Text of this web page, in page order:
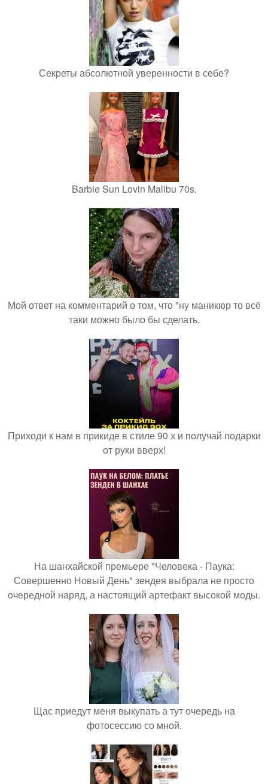
Секреты абсолютной уверенности в себе?
Barbie Sun Lovin Malibu 70s.
Мой ответ на комментарий о том, что "ну маникюр то всё
таки можно было бы сделать.
Приходи к нам в прикиде в стиле 90 х и получай подарки
от руки вверх!
На шанхайской премьере "Человека - Паука:
Совершенно Новый День" зендея выбрала не просто
очередной наряд, а настоящий артефакт высокой моды.
Щас приедут меня выкупать а тут очередь на
фотосессию со мной.